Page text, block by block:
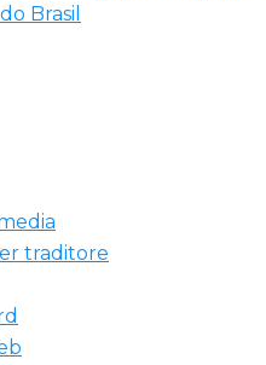
Brasil
traditore